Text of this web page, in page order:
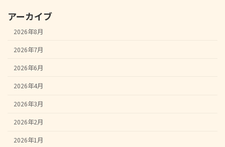
アーカイブ
2026年8月
2026年7月
2026年6月
2026年4月
2026年3月
2026年2月
2026年1月